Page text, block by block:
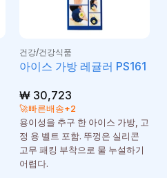
건강/건강식품
아이스 가방 레귤러 PS161
₩30,723
🚀빠른배송+2
용이성을 추구 한 아이스 가방, 고
정 용 벨트 포함. 뚜껑은 실리콘
고무 패킹 부착으로 물 누설하기
어렵다.